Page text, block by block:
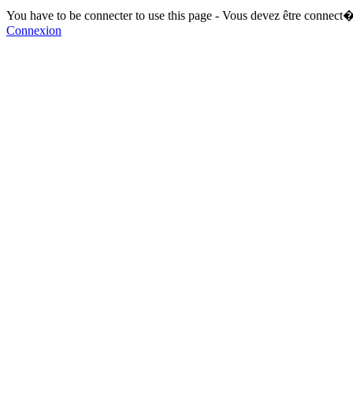
You have to be connecter to use this page - Vous devez être
Connexion